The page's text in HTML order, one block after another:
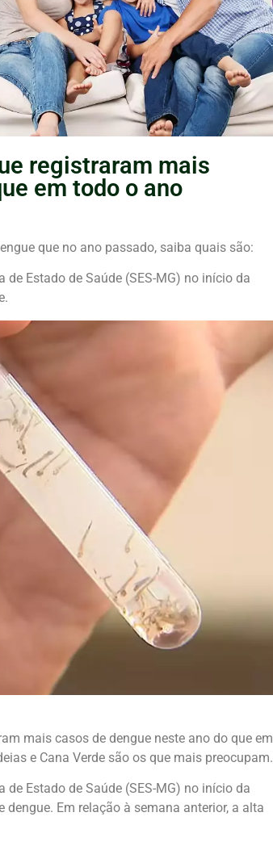
registraram mais
em todo o ano
que no ano passado, saiba quais são:
Estado de Saúde (SES-MG) no início da
mais casos de dengue neste ano do que em
e Cana Verde são os que mais preocupam.
Estado de Saúde (SES-MG) no início da
Em relação à semana anterior, a alta